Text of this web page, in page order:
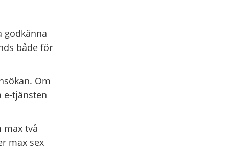
godkänna
både för
Om
e-tjänsten
max två
max sex